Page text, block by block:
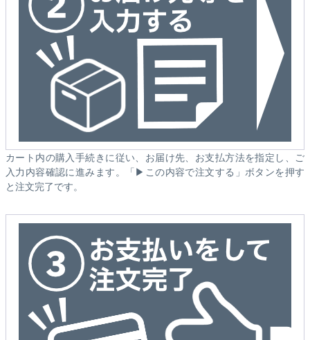
カート内の購入手続きに従い、お届け先、お支払方法を指定し、ご
入力内容確認に進みます。「▶この内容で注文する」ボタンを押す
と注文完了です。